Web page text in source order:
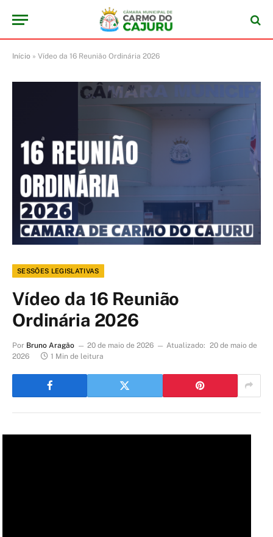
Início » Vídeo da 16 Reunião Ordinária 2026
SESSÕES LEGISLATIVAS
Vídeo da 16 Reunião
Ordinária 2026
Por Bruno Aragão 20 de maio de 2026 Atualizado: 20 de maio de
2026
1 Min de leitura